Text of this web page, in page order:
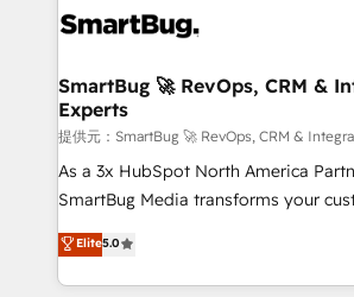
tune-ups, feature rollouts, adoption
HubSpot, switching to it, or reviving a
We are built for the work.
ィブ・エージェンシーです。事業部・
を、CRMを軸とした全社共通基盤に再
思決定者・PMO・現場担当者に並走しま
HubSpot導入・活用支援 顧客データの
GTMの見える化・自動化まで。全Hub
タ品質設計、グループ横断のCRM統合
の一部をAIが自律実行する組織への移
Breeze・Claude等をHubSpotと連携
SmartBug 🚀 RevOps, CRM &
Experts
提供元：SmartBug 🚀 RevOps, CRM &
As a 3x HubSpot North America
SmartBug Media transforms your
into a revenue engine. Our unified
includes specialized divisions
Software) and Point Success Media
Elite5.0